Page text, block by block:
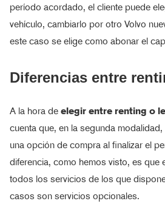
período acordado, el cliente puede
vehículo, cambiarlo por otro Volvo
este caso se elige como abonar el
Diferencias entre
A la hora de elegir entre renting o
cuenta que, en la segunda
una opción de compra al finalizar el
diferencia, como hemos visto, es que
todos los servicios de los que
casos son servicios opcionales.